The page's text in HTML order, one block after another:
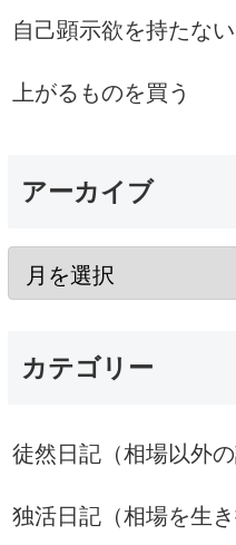
自己顕示欲を持たな
上がるものを買う
アーカイブ
カテゴリー
徒然日記（相場以外の
独活日記（相場を生き